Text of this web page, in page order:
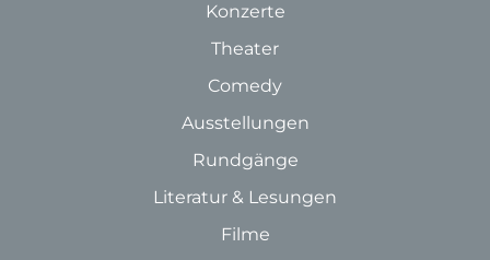
Konzerte
Theater
Comedy
Ausstellungen
Rundgänge
Literatur & Lesungen
Filme